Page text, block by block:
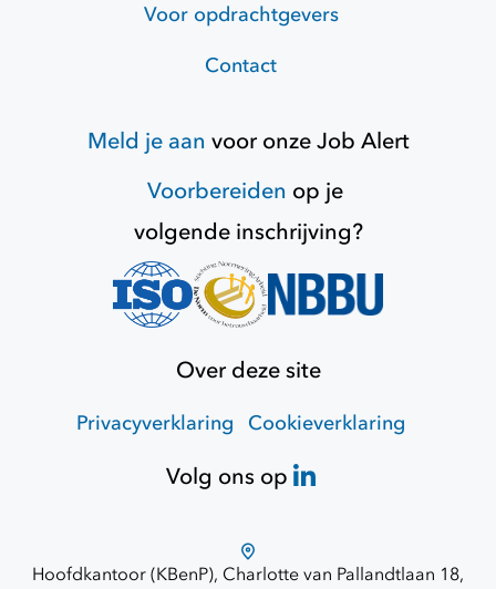
Voor opdrachtgevers
Contact
Meld je aan voor onzeJob Alert
Voorbereiden op je
volgende inschrijving?
Over deze site
Privacyverklaring Cookieverklaring
Volg ons op
Hoofdkantoor (KBenP), Charlotte van Pallandtlaan 18,